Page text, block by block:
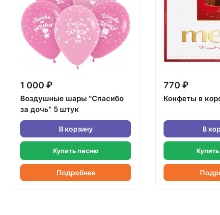
1 000 ₽
Воздушные шары "Спасибо
за дочь" 5 штук
В корзину
Купить песню
Подробнее
770 ₽
Конфеты в
В